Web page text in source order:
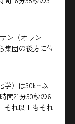
ン（オラン
集団の後方に位
学）は30km以
間21分50秒の6
それ以上もそれ